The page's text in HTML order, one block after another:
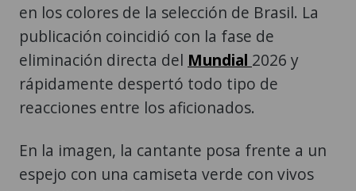
en los colores de la selección de Brasil. La
publicación coincidió con la fase de
eliminación directa del Mundial 2026 y
rápidamente despertó todo tipo de
reacciones entre los aficionados.
En la imagen, la cantante posa frente a un
espejo con una camiseta verde con vivos